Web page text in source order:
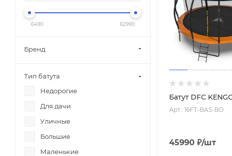
Батут DFC
Арт.: 16FT-BAS-BO
45990 ₽/шт
6490 62990
Бренд
Тип батута
Недорогие
Для дачи
Уличные
Большие
Маленькие